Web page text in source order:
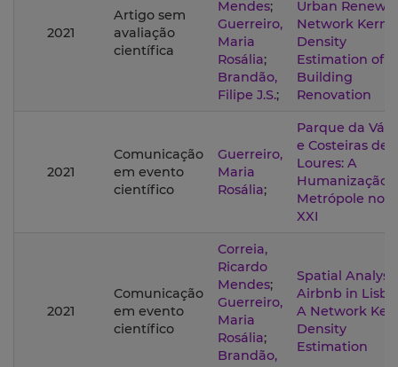
2021
Artigo sem
avaliação
científica
Mendes;
Guerreiro,
Maria
Rosália;
Brandão,
Filipe J.S.;
Urban
Network
Density
Estimation of
Building
Renovation
2021
Comunicação
em evento
científico
Guerreiro,
Maria
Rosália;
Parque da
e Costeiras de
Loures: A
Humanização
Metrópole no
XXI
2021
Comunicação
em evento
científico
Correia,
Ricardo
Mendes;
Guerreiro,
Maria
Rosália;
Brandão,
Spatial
Airbnb in
A Network
Density
Estimation